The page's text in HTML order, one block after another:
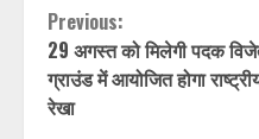
Continue
Reading
Previous:
29 अगस्त को मिलेगी पदक
ग्राउंड में आयोजित होगा
रेखा